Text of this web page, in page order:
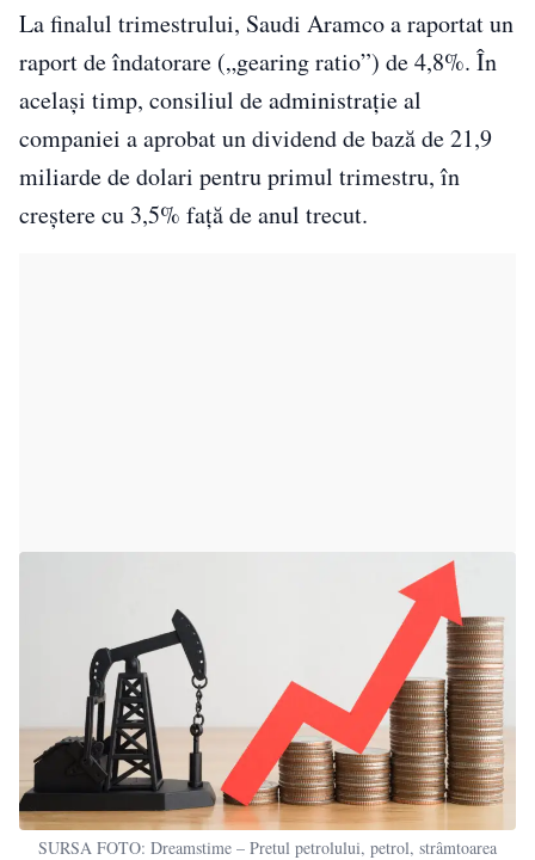
La finalul trimestrului, Saudi Aramco a raportat un
raport de îndatorare („gearing ratio”) de 4,8%. În
acelaşi timp, consiliul de administraţie al
companiei a aprobat un dividend de bază de 21,9
miliarde de dolari pentru primul trimestru, în
creştere cu 3,5% faţă de anul trecut.
SURSA FOTO: Dreamstime – Pretul petrolului, petrol, strâmtoarea